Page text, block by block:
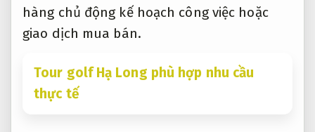
hàng chủ động kế hoạch công việc hoặc
giao dịch mua bán.
Tour golf Hạ Long phù hợp nhu cầu
thực tế